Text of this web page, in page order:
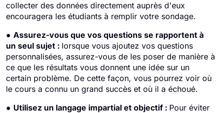
collecter des données directement auprès d'eux
encouragera les étudiants à remplir votre sondage.
● Assurez-vous que vos questions se rapportent à
un seul sujet : lorsque vous ajoutez vos questions
personnalisées, assurez-vous de les poser de manière à
ce que les résultats vous donnent une idée sur un
certain problème. De cette façon, vous pourrez voir où
le cours a connu un grand succès et où il a échoué.
● Utilisez un langage impartial et objectif : Pour éviter